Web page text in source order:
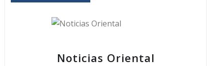
Noticias Oriental